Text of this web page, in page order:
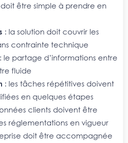
être simple à prendre en
: la solution doit couvrir les
contrainte technique
: le partage d’informations entre
fluide
: les tâches répétitives doivent
en quelques étapes
clients doivent être
réglementations en vigueur
doit être accompagnée